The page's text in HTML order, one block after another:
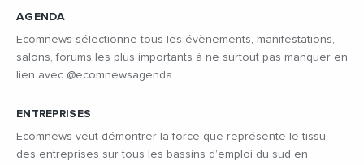
AGENDA
Ecomnews sélectionne tous les évènements, manifestations,
salons, forums les plus importants à ne surtout pas manquer en
lien avec @ecomnewsagenda
ENTREPRISES
Ecomnews veut démontrer la force que représente le tissu
des entreprises sur tous les bassins d’emploi du sud en